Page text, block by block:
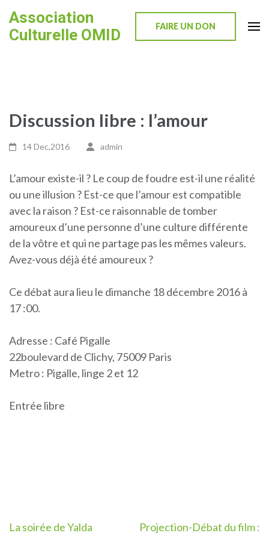
to
content
Association
Culturelle OMID
FAIRE UN DON
Discussion libre : l’amour
14 Dec,2016 admin
L’amour existe-il ? Le coup de foudre est-il une réalité
ou une illusion ? Est-ce que l’amour est compatible
avec la raison ? Est-ce raisonnable de tomber
amoureux d’une personne d’une culture différente
de la vôtre et qui ne partage pas les mêmes valeurs.
Avez-vous déjà été amoureux ?
Ce débat aura lieu le dimanche 18 décembre 2016 à
17 :00.
Adresse : Café Pigalle
22boulevard de Clichy, 75009 Paris
Metro : Pigalle, linge 2 et 12
Entrée libre
Post
La soirée de Yalda
Projection-Débat du film :